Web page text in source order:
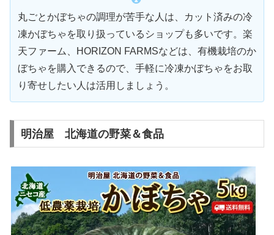
丸ごとかぼちゃの調理が苦手な人は、カット済みの冷
凍かぼちゃを取り扱っているショップも多いです。楽
天ファーム、HORIZON FARMSなどは、有機栽培のか
ぼちゃを購入できるので、手軽に冷凍かぼちゃをお取
り寄せしたい人は活用しましょう。
明治屋 北海道の野菜＆食品